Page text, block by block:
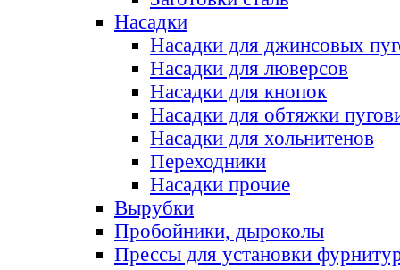
Насадки
Насадки для джинсовых
Насадки для люверсов
Насадки для кнопок
Насадки для обтяжки
Насадки для хольнитенов
Переходники
Насадки прочие
Вырубки
Пробойники, дыроколы
Прессы для установки